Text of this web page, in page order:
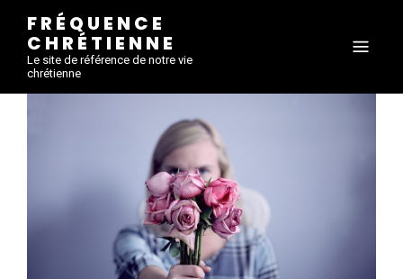
FRÉQUENCE
CHRÉTIENNE
Le site de référence de notre vie
chrétienne